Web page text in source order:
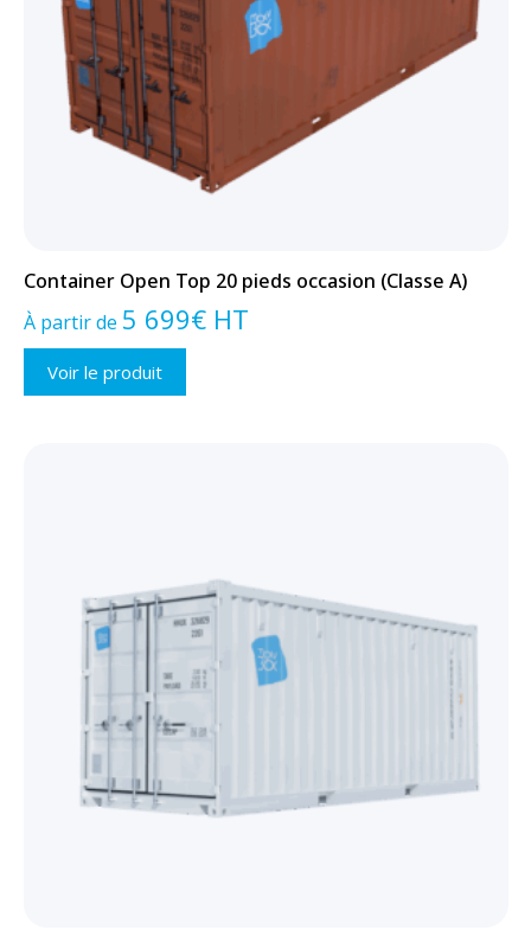
Container Open Top 20 pieds occasion (Classe A)
À partir de 5 699€HT
Voir le produit